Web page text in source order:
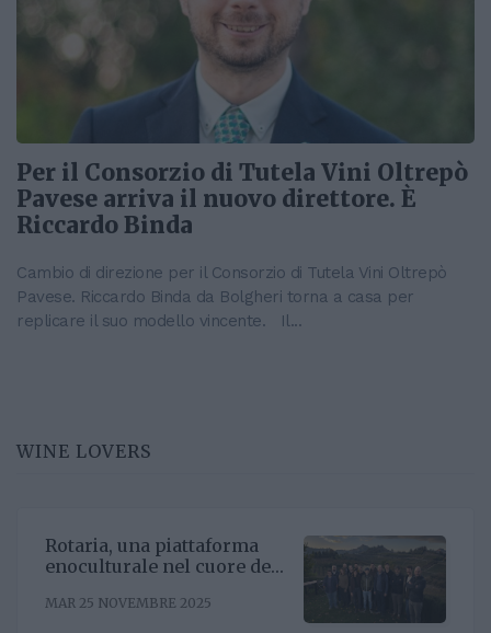
Per il Consorzio di Tutela Vini Oltrepò
Pavese arriva il nuovo direttore. È
Riccardo Binda
Cambio di direzione per il Consorzio di Tutela Vini Oltrepò
Pavese. Riccardo Binda da Bolgheri torna a casa per
replicare il suo modello vincente. Il...
WINE LOVERS
Rotaria, una piattaforma
enoculturale nel cuore del
MAR 25 NOVEMBRE 2025